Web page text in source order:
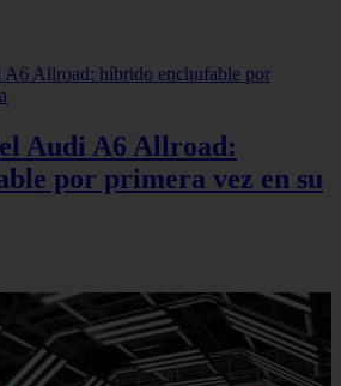
Audi A6 Allroad:
por primera vez en su